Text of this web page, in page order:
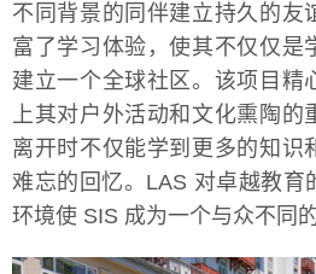
不同背景的同伴建立持久的友
富了学习体验，使其不仅仅是
建立一个全球社区。该项目精
上其对户外活动和文化熏陶的
离开时不仅能学到更多的知识
难忘的回忆。LAS 对卓越教育
环境使 SIS 成为一个与众不同